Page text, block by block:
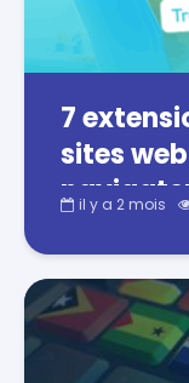
7
sites
il y a 2 mois